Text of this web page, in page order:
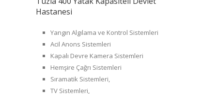
Hastanesi
Yangın Algılama ve Kontrol Sistemleri
Acil Anons Sistemleri
Kapalı Devre Kamera Sistemleri
Hemşire Çağrı Sistemleri
Sıramatik Sistemleri,
TV Sistemleri,